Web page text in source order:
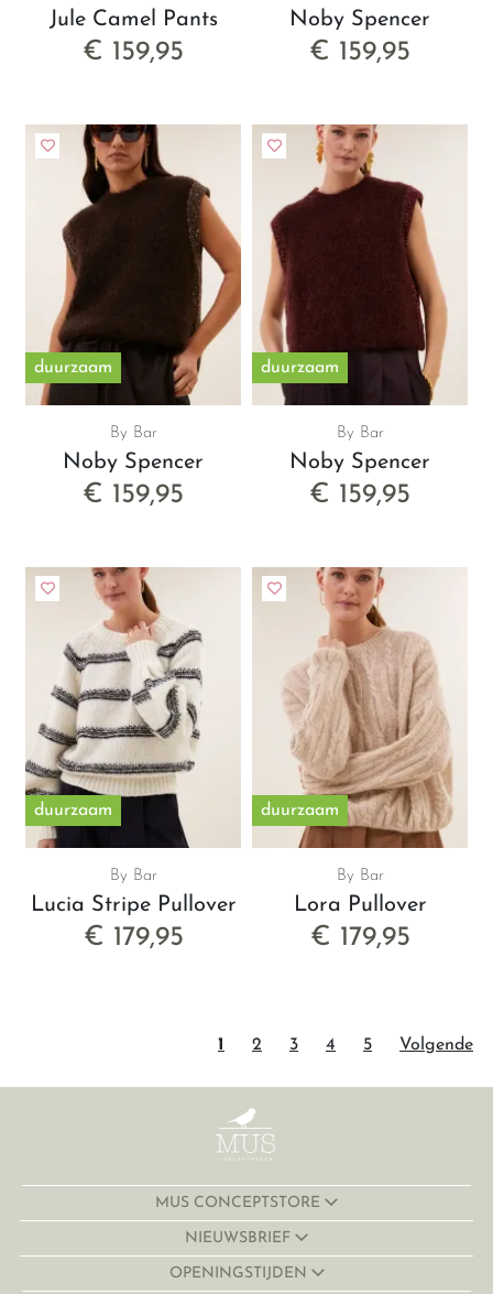
Jule Camel Pants
€ 159,95
Noby Spencer
€ 159,95
duurzaam
By Bar
Noby Spencer
€ 159,95
duurzaam
By Bar
Noby Spencer
€ 159,95
duurzaam
By Bar
Lucia Stripe Pullover
€ 179,95
duurzaam
By Bar
Lora Pullover
€ 179,95
1 2 3 4 5 Volgende
MUS CONCEPTSTORE
NIEUWSBRIEF
OPENINGSTIJDEN